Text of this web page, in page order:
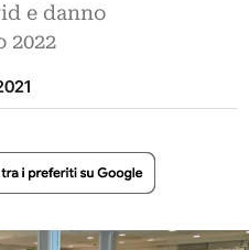
e danno
2022